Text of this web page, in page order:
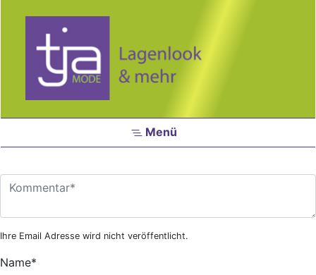
Menü
Ihre Email Adresse wird nicht veröffentlicht.
Name*